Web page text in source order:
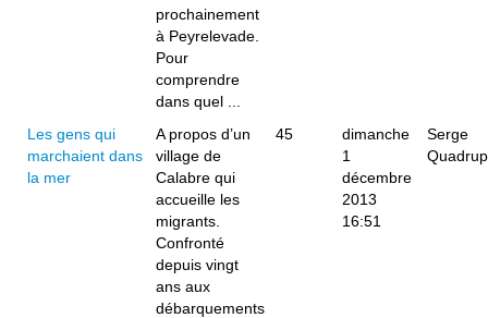
prochainement
à Peyrelevade.
Pour
comprendre
dans quel ...
Les gens qui
marchaient dans
la mer
A propos d’un
village de
Calabre qui
accueille les
migrants.
Confronté
depuis vingt
ans aux
débarquements
45
dimanche
1
décembre
2013
16:51
Serge